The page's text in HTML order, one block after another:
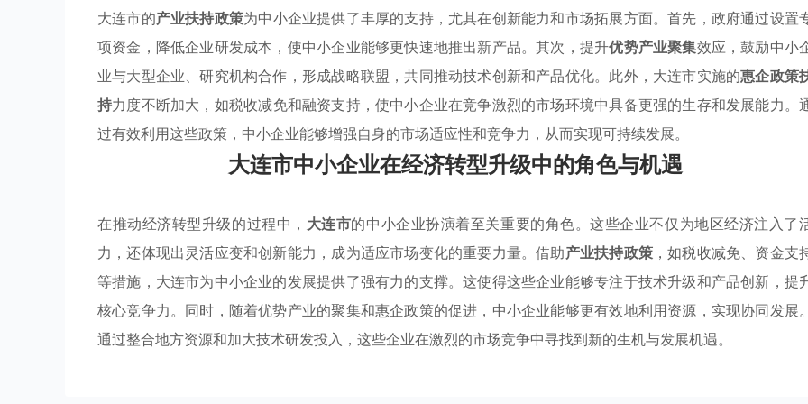
大连市的产业扶持政策为中小企业提供了丰厚的支持，尤其在创新能力和市场拓展方面。首先，政府通过设置
项资金，降低企业研发成本，使中小企业能够更快速地推出新产品。其次，提升优势产业聚集效应，鼓励中小
业与大型企业、研究机构合作，形成战略联盟，共同推动技术创新和产品优化。此外，大连市实施的惠企政策
持力度不断加大，如税收减免和融资支持，使中小企业在竞争激烈的市场环境中具备更强的生存和发展能力。
过有效利用这些政策，中小企业能够增强自身的市场适应性和竞争力，从而实现可持续发展。
大连市中小企业在经济转型升级中的角色与机遇
在推动经济转型升级的过程中， 大连市的中小企业扮演着至关重要的角色。这些企业不仅为地区经济注入了
力，还体现出灵活应变和创新能力，成为适应市场变化的重要力量。借助产业扶持政策，如税收减免、资金支
等措施，大连市为中小企业的发展提供了强有力的支撑。这使得这些企业能够专注于技术升级和产品创新，提
核心竞争力。同时，随着优势产业的聚集和惠企政策的促进，中小企业能够更有效地利用资源，实现协同发展。
通过整合地方资源和加大技术研发投入，这些企业在激烈的市场竞争中寻找到新的生机与发展机遇。